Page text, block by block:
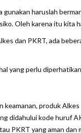
gunakan haruslah
Oleh karena itu kita
dan PKRT, ada
yang perlu
keamanan, produk
didahului kode huruf
PKRT yang aman dan